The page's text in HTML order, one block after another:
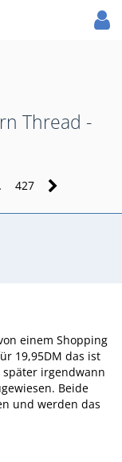
Thread -
427
einem Shopping
19,95DM das ist
später irgendwann
Beide
und werden das